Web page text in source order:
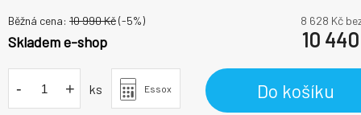
Běžná cena: 10 990Kč(-5%) 8 628 Kč
Skladem e-shop 10 440
- + ks Essox Do košíku